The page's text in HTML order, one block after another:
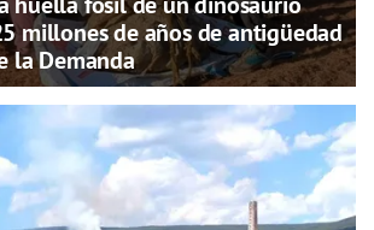
millones de años de antigüedad
la Demanda